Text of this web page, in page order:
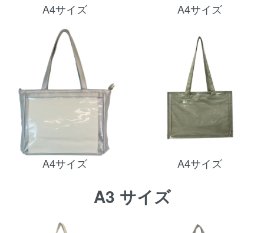
A4サイズ A4サイズ
A4サイズ A4サイズ
A3 サイズ